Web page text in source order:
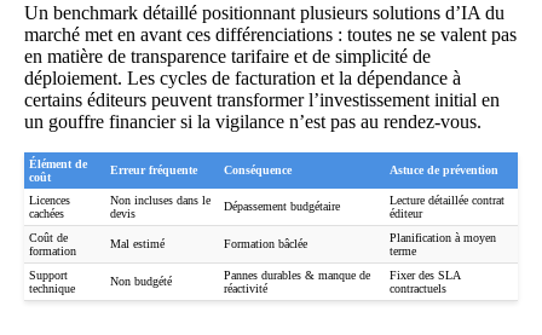
Un benchmark détaillé positionnant plusieurs solutions d’IA du
marché met en avant ces différenciations : toutes ne se valent pas
en matière de transparence tarifaire et de simplicité de
déploiement. Les cycles de facturation et la dépendance à
certains éditeurs peuvent transformer l’investissement initial en
un gouffre financier si la vigilance n’est pas au rendez-vous.
Élément de
coût
Erreur fréquente Conséquence Astuce de prévention
Licences
cachées
Non incluses dans le
devis
Dépassement budgétaire
Lecture détaillée contrat
éditeur
Coût de
formation
Mal estimé Formation bâclée
Planification à moyen
terme
Support
technique
Non budgété
Pannes durables & manque de
réactivité
Fixer des SLA
contractuels